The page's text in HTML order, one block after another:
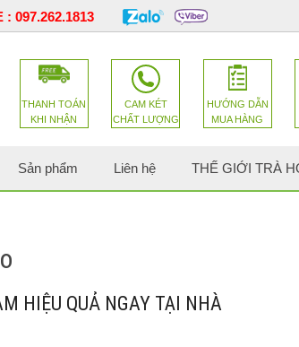
: 097.262.1813
THANH TOÁN
KHI NHẬN
CAM KÉT
CHẤT LƯỢNG
HƯỚNG DẪN
MUA HÀNG
Sản phẩm Liên hệ THẾ GIỚI TRÀ
HIỆU QUẢ NGAY TẠI NHÀ